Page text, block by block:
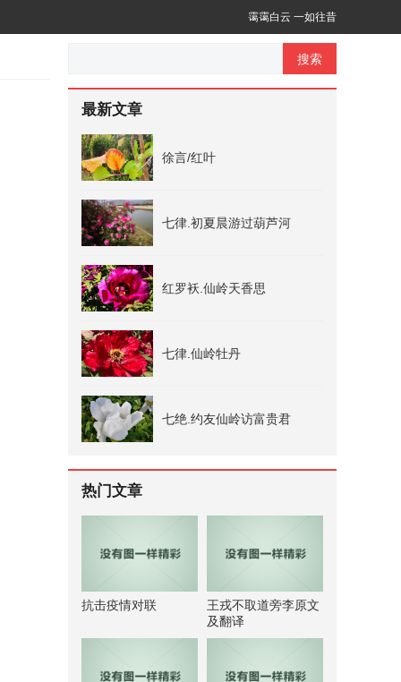
霭霭白云 一如往昔
搜索
最新文章
徐言/红叶
七律.初夏晨游过葫芦河
红罗袄.仙岭天香思
七律.仙岭牡丹
七绝.约友仙岭访富贵君
热门文章
抗击疫情对联
王戎不取道旁李原文
及翻译